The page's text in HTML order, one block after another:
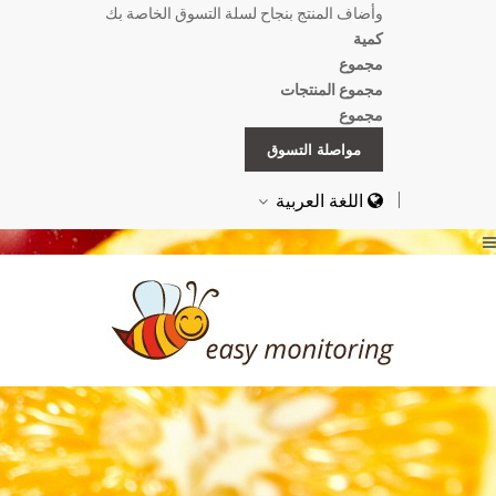
وأضاف المنتج بنجاح لسلة التسوق الخاصة بك
كمية
مجموع
مجموع المنتجات
مجموع
مواصلة التسوق
اللغة العربية